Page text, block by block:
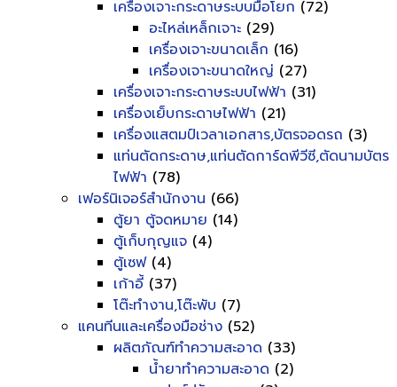
เครื่องเจาะกระดาษระบบมือโยก (72)
อะไหล่เหล็กเจาะ (29)
เครื่องเจาะขนาดเล็ก (16)
เครื่องเจาะขนาดใหญ่ (27)
เครื่องเจาะกระดาษระบบไฟฟ้า (31)
เครื่องเย็บกระดาษไฟฟ้า (21)
เครื่องแสตมป์เวลาเอกสาร,บัตรจอดรถ (3)
แท่นตัดกระดาษ,แท่นตัดการ์ดพีวีซี,ตัดนามบัตร
ไฟฟ้า (78)
เฟอร์นิเจอร์สำนักงาน (66)
ตู้ยา ตู้จดหมาย (14)
ตู้เก็บกุญแจ (4)
ตู้เซฟ(4)
เก้าอี้ (37)
โต๊ะทำงาน,โต๊ะพับ (7)
แคนทีนและเครื่องมือช่าง (52)
ผลิตภัณฑ์ทำความสะอาด (33)
น้ำยาทำความสะอาด (2)